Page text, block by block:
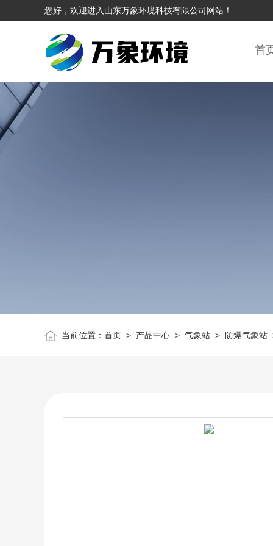
您好，欢迎进入山东万象环境科技有限公司网站！
首
当前位置： 首页> 产品中心> 气象站> 防爆气象站